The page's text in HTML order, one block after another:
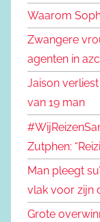
Waarom
Zwangere
agenten in
Jaison
van 19 man
Zutphen:
Man pleegt
vlak voor zijn
Grote